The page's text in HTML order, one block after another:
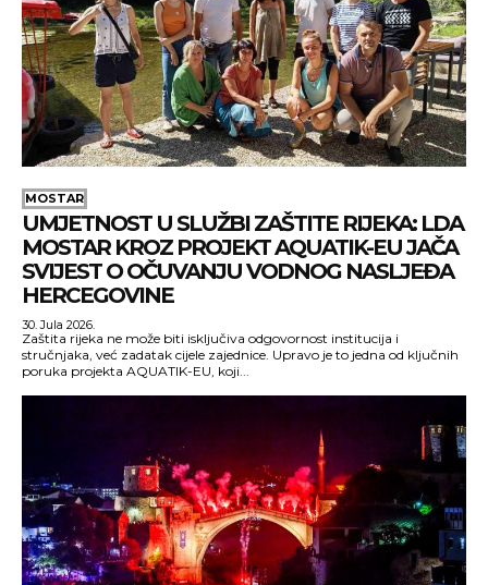
MOSTAR
UMJETNOST U SLUŽBI ZAŠTITE RIJEKA: LDA
MOSTAR KROZ PROJEKT AQUATIK-EU JAČA
SVIJEST O OČUVANJU VODNOG NASLJEĐA
HERCEGOVINE
30. Jula 2026.
Zaštita rijeka ne može biti isključiva odgovornost institucija i
stručnjaka, već zadatak cijele zajednice. Upravo je to jedna od ključnih
poruka projekta AQUATIK-EU, koji...